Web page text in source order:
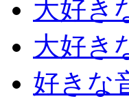
大好き
大好き
好きな